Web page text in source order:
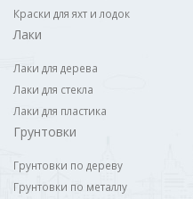
Краски для яхт и лодок
Лаки
Лаки для дерева
Лаки для стекла
Лаки для пластика
Грунтовки
Грунтовки по дереву
Грунтовки по металлу